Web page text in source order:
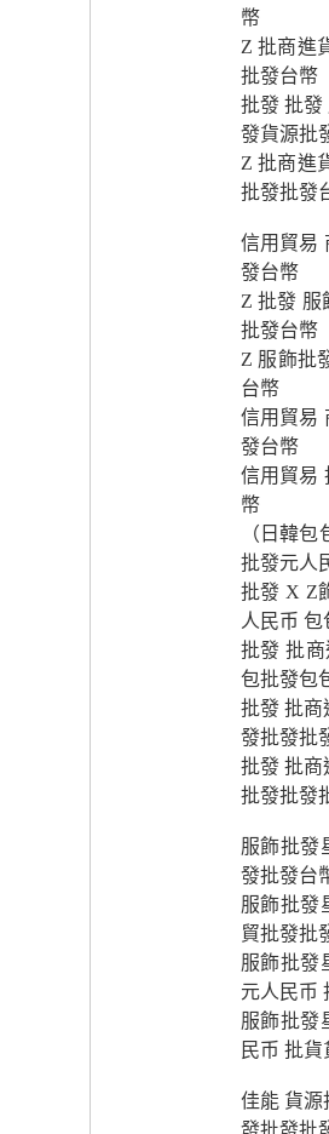
幣
Z 批商進
批發台幣
批發 批發
發貨源批
Z 批商進
批發批發
信用貿易
發台幣
Z 批發 服
批發台幣
Z 服飾批
台幣
信用貿易
發台幣
信用貿易
幣
（日韓
批發元人
批發 X Z
人民币
批發 批
包批發包
批發 批商
發批發批
批發 批商
批發批發
服飾批發
發批發台
服飾批發
貿批發批
服飾批發
元人民币
服飾批發
民币 批
佳能 貨源
發批發批